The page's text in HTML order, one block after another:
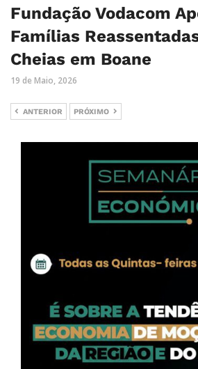
Fundação Vodacom
Famílias
Cheias em Boane
19 de Maio, 2026
ANTERIOR PRÓXIMO